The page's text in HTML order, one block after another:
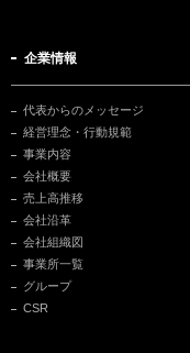
企業情報
代表からのメッセージ
経営理念・行動規範
事業内容
会社概要
売上高推移
会社沿革
会社組織図
事業所一覧
グループ
CSR